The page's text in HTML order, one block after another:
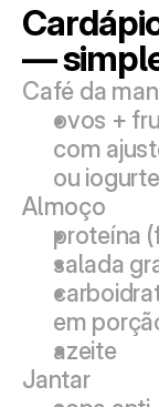
—
Café da
ovos +
com
ou
Almoço
proteína
salada
em
azeite
Jantar